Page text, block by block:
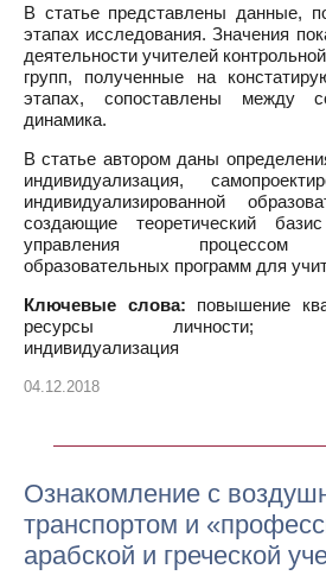
В статье представлены данные,
этапах исследования. Значения
деятельности учителей
групп, полученные на
этапах, сопоставлены между
динамика.
В статье автором даны
индивидуализация,
индивидуализированной
создающие теоретический
управления процессом
образовательных программ для
Ключевые слова: повышение
ресурсы личности;
индивидуализация
04.12.2018
Ознакомление с
транспортом и
арабской и греческой